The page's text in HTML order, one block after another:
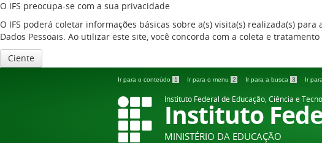
O IFS preocupa-se com a sua privacidade
O IFS poderá coletar informações básicas sobre a(s) visita(s) realizada(s)
Dados Pessoais. Ao utilizar este site, você concorda com a coleta e
Ciente
Ir para o conteúdo 1 Ir para o menu 2 Ir para a busca 3 Ir
Instituto Federal de Educação, Ciência e
Instituto
MINISTÉRIO DA EDUCAÇÃO